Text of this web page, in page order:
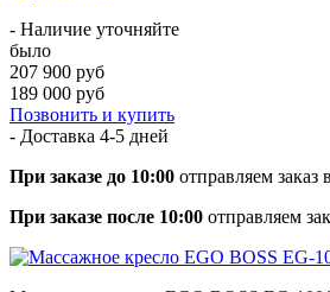
- Наличие уточняйте
было
207 900 руб
189 000 руб
Позвонить и купить
- Доставка 4-5 дней
При заказе до 10:00 отправляем заказ
При заказе после 10:00 отправляем